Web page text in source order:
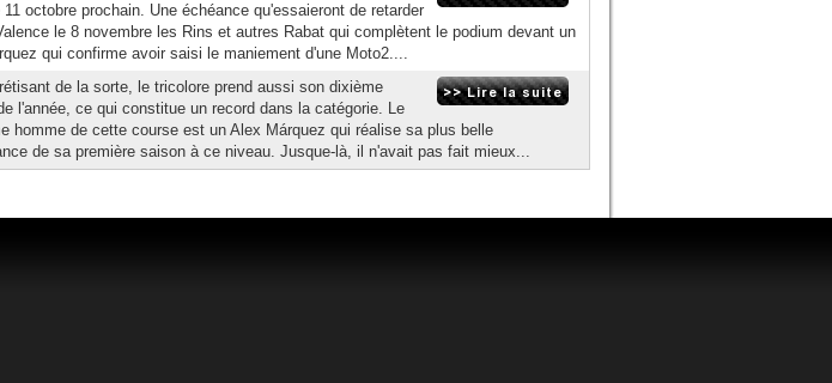
11 octobre prochain. Une échéance qu'essaieront de retarder
le 8 novembre les Rins et autres Rabat qui complètent le podium devant un
qui confirme avoir saisi le maniement d'une Moto2....
de la sorte, le tricolore prend aussi son dixième
l'année, ce qui constitue un record dans la catégorie. Le
homme de cette course est un Alex Márquez qui réalise sa plus belle
de sa première saison à ce niveau. Jusque-là, il n'avait pas fait mieux...